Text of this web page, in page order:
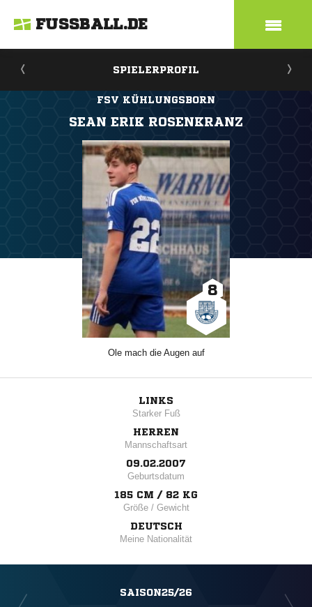
FUSSBALL.DE
SPIELERPROFIL
FSV KÜHLUNGSBORN
SEAN ERIK ROSENKRANZ
8
Ole mach die Augen auf
LINKS
Starker Fuß
HERREN
Mannschaftsart
09.02.2007
Geburtsdatum
185 CM / 82 KG
Größe / Gewicht
DEUTSCH
Meine Nationalität
SAISON25/26